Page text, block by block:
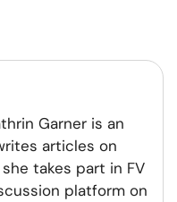
Garner is an
articles on
takes part in FV
platform on